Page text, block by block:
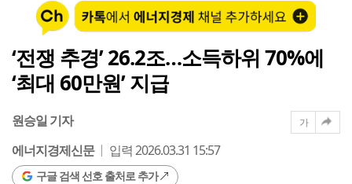
‘전쟁 추경’ 26.2조…소득하위 70%에
‘최대 60만원’ 지급
원승일 기자
에너지경제신문
입력 2026.03.31 15:57
구글 검색 선호 출처로 추가
가